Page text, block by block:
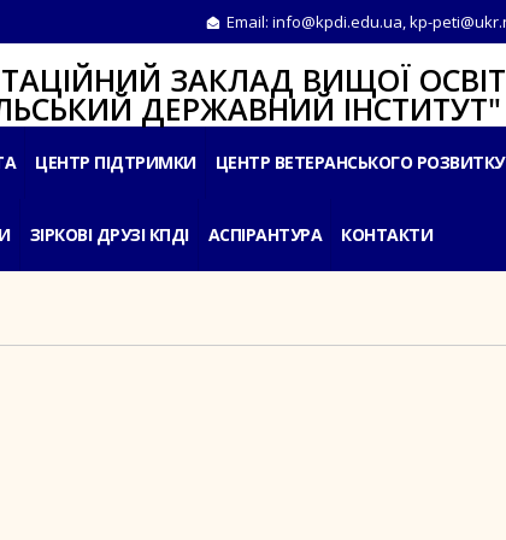
Email: info@kpdi.edu.ua,kp-
ЗАКЛАД ВИЩОЇ
ДЕРЖАВНИЙ ІНСТИТУТ"
ЦЕНТР ПІДТРИМКИ ЦЕНТР ВЕТЕРАНСЬКОГО РОЗВИТКУ
ЗІРКОВІ ДРУЗІ КПДІ АСПІРАНТУРА КОНТАКТИ